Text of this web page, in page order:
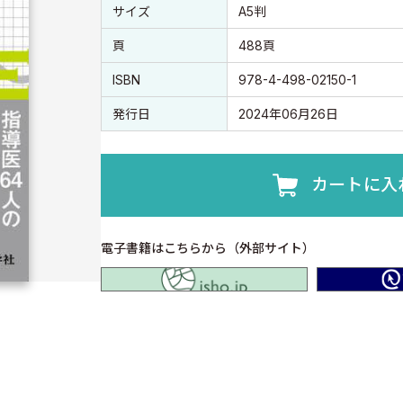
書誌情報
書誌情報
サイズ A5判
頁 488頁
ISBN 978-4-498-02150-1
発行日 2024年06月26日
カートに入
電子書籍はこちらから（外部サイト）